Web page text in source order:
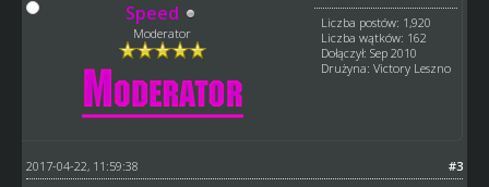
Speed
Moderator
Liczba postów: 1,920
Liczba wątków: 162
Dołączył: Sep 2010
Drużyna: Victory Leszno
#3
2017-04-22, 11:59:38